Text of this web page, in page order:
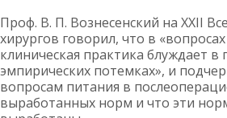
Проф. В. П. Вознесенский на ХХІІ
хирургов говорил, что в
клиническая практика блуждает
эмпирических потемках», и
вопросам питания в
выработанных норм и что эти